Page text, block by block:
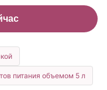
питания объемом 5 л